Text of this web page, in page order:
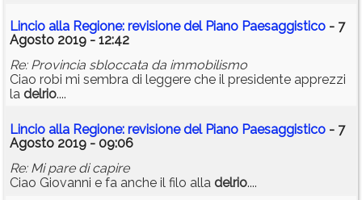
Lincio alla Regione: revisione del Piano Paesaggistico - 7
Agosto 2019 - 12:42
Re: Provincia sbloccata da immobilismo
Ciao robi mi sembra di leggere che il presidente apprezzi
la delrio....
Lincio alla Regione: revisione del Piano Paesaggistico - 7
Agosto 2019 - 09:06
Re: Mi pare di capire
Ciao Giovanni e fa anche il filo alla delrio....